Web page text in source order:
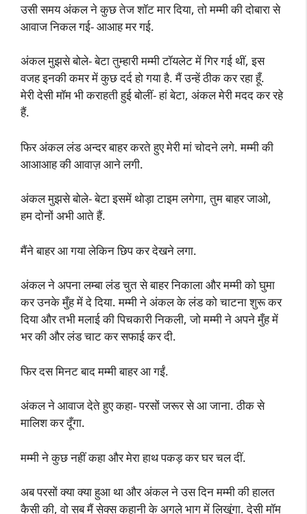
उसी समय अंकल ने कुछ तेज शॉट मार दिया, तो मम्मी की दोबारा से
आवाज निकल गई- आआह मर गई.
अंकल मुझसे बोले- बेटा तुम्हारी मम्मी टॉयलेट में गिर गई थीं, इस
वजह इनकी कमर में कुछ दर्द हो गया है. मैं उन्हें ठीक कर रहा हूँ.
मेरी देसी मॉम भी कराहती हुई बोलीं- हां बेटा, अंकल मेरी मदद कर रहे
हैं.
फिर अंकल लंड अन्दर बाहर करते हुए मेरी मां चोदने लगे. मम्मी की
आआआह की आवाज़ आने लगी.
अंकल मुझसे बोले- बेटा इसमें थोड़ा टाइम लगेगा, तुम बाहर जाओ,
हम दोनों अभी आते हैं.
मैंने बाहर आ गया लेकिन छिप कर देखने लगा.
अंकल ने अपना लम्बा लंड चुत से बाहर निकाला और मम्मी को घुमा
कर उनके मुँह में दे दिया. मम्मी ने अंकल के लंड को चाटना शुरू कर
दिया और तभी मलाई की पिचकारी निकली, जो मम्मी ने अपने मुँह में
भर की और लंड चाट कर सफाई कर दी.
फिर दस मिनट बाद मम्मी बाहर आ गईं.
अंकल ने आवाज देते हुए कहा- परसों जरूर से आ जाना. ठीक से
मालिश कर दूँगा.
मम्मी ने कुछ नहीं कहा और मेरा हाथ पकड़ कर घर चल दीं.
अब परसों क्या क्या हुआ था और अंकल ने उस दिन मम्मी की हालत
कैसी की, वो सब मैं सेक्स कहानी के अगले भाग में लिखूंगा. देसी मॉम